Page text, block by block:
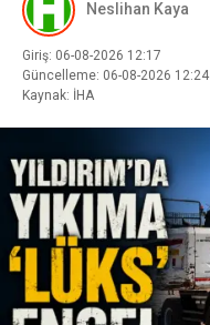
Neslihan Kaya
Giriş: 06-08-2026 12:17
Güncelleme: 06-08-2026 12:24
Kaynak: İHA